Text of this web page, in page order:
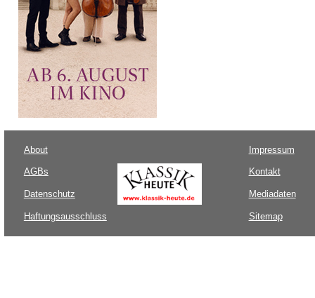
About
AGBs
Datenschutz
Haftungsausschluss
Impressum
Kontakt
Mediadaten
Sitemap